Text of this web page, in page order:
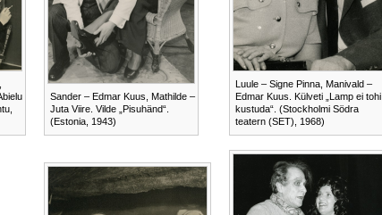
Sander – Edmar Kuus, Mathilde –
Juta Viire. Vilde „Pisuhänd“.
(Estonia, 1943)
Luule – Signe Pinna, Manivald –
Edmar Kuus. Külveti „Lamp ei tohi
kustuda“. (Stockholmi Södra
teatern (SET), 1968)